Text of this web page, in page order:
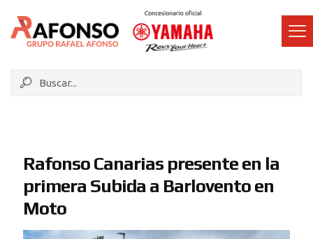
Rafonso Canarias presente en la
primera Subida a Barlovento en
Moto